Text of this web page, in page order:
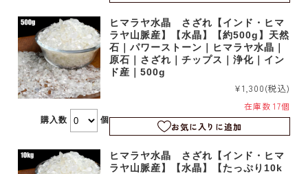
ヒマラヤ水晶 さざれ【インド・ヒマ
ラヤ山脈産】【水晶】【約500g】天然
石｜パワーストーン｜ヒマラヤ水晶｜
原石｜さざれ｜チップス｜浄化｜イン
ド産｜500g
¥1,300(税込)
在庫数 17個
お気に入りに追加
購入数 個
ヒマラヤ水晶 さざれ【インド・ヒマ
ラヤ山脈産】【水晶】【たっぷり10k